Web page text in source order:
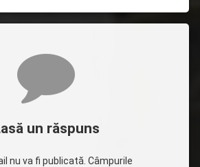
un răspuns
nu va fi publicată. Câmpurile